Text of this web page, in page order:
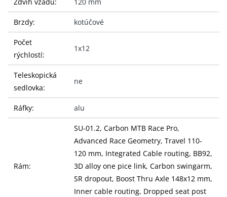
Zdvih vzadu: 120 mm
Brzdy: kotúčové
Počet
rýchlostí:
1x12
Teleskopická
sedlovka:
ne
Ráfky: alu
Rám:
SU-01.2, Carbon MTB Race Pro,
Advanced Race Geometry, Travel 110-
120 mm, Integrated Cable routing, BB92,
3D alloy one pice link, Carbon swingarm,
SR dropout, Boost Thru Axle 148x12 mm,
Inner cable routing, Dropped seat post